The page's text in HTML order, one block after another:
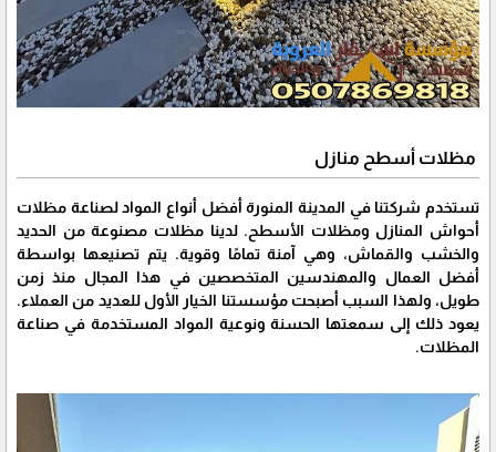
مظلات أسطح منازل
تستخدم شركتنا في المدينة المنورة أفضل أنواع المواد لصناعة مظلات
أحواش المنازل ومظلات الأسطح. لدينا مظلات مصنوعة من الحديد
والخشب والقماش، وهي آمنة تمامًا وقوية. يتم تصنيعها بواسطة
أفضل العمال والمهندسين المتخصصين في هذا المجال منذ زمن
طويل، ولهذا السبب أصبحت مؤسستنا الخيار الأول للعديد من العملاء.
يعود ذلك إلى سمعتها الحسنة ونوعية المواد المستخدمة في صناعة
المظلات.